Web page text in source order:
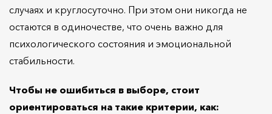
случаях и круглосуточно. При этом они никогда не
остаются в одиночестве, что очень важно для
психологического состояния и эмоциональной
стабильности.
Чтобы не ошибиться в выборе, стоит
ориентироваться на такие критерии, как: